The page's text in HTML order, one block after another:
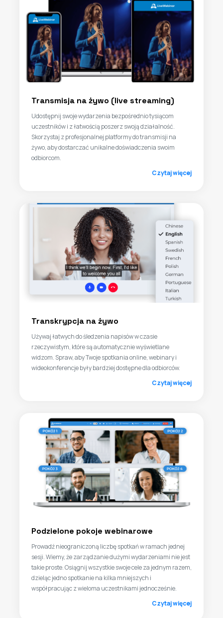
Transmisja na żywo (live streaming)
Udostępnij swoje wydarzenia bezpośrednio tysiącom
uczestników i z łatwością poszerz swoją działalność.
Skorzystaj z profesjonalnej platformy do transmisji na
żywo, aby dostarczać unikalne doświadczenia swoim
odbiorcom.
Czytaj więcej
Transkrypcja na żywo
Używaj łatwych do śledzenia napisów w czasie
rzeczywistym, które są automatycznie wyświetlane
widzom. Spraw, aby Twoje spotkania online, webinary i
wideokonferencje były bardziej dostępne dla odbiorców.
Czytaj więcej
Podzielone pokoje webinarowe
Prowadź nieograniczoną liczbę spotkań w ramach jednej
sesji. Wiemy, że zarządzanie dużymi wydarzeniami nie jest
takie proste. Osiągnij wszystkie swoje cele za jednym razem,
dzieląc jedno spotkanie na kilka mniejszych i
współpracując z wieloma uczestnikami jednocześnie.
Czytaj więcej